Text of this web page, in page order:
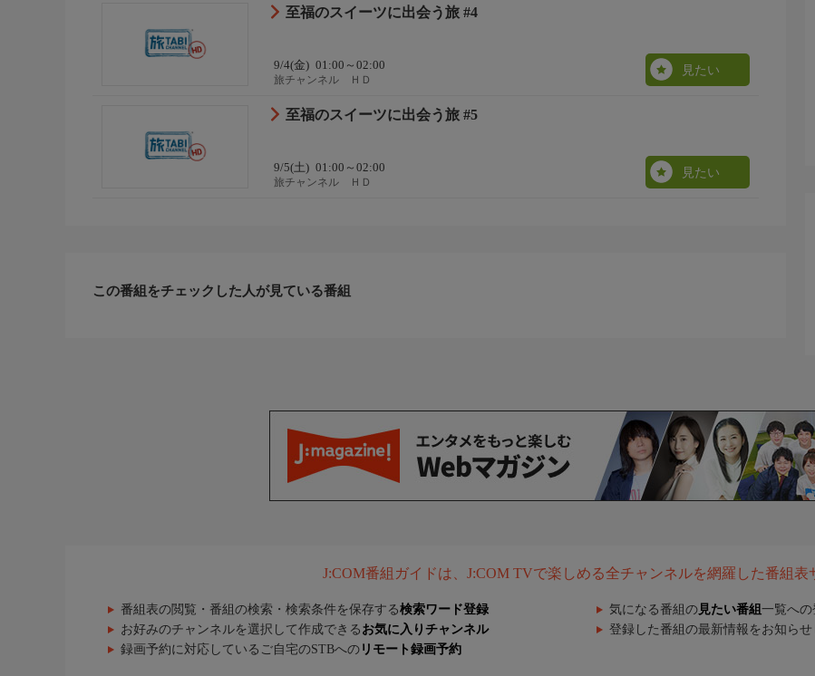
至福のスイーツに出会う旅 #4
9/4(金) 01:00～02:00
旅チャンネル ＨＤ
見たい
至福のスイーツに出会う旅 #5
9/5(土) 01:00～02:00
旅チャンネル ＨＤ
見たい
この番組をチェックした人が見ている番組
J:COM番組ガイドは、J:COM TVで楽しめる全チャンネルを網羅した番組表
番組表の閲覧・番組の検索・検索条件を保存する検索ワード登録 気になる番組の 見たい番組 一覧への
お好みのチャンネルを選択して作成できる お気に入りチャンネル 登録した番組の最新情報をお知らせ
録画予約に対応しているご自宅のSTBへの リモート録画予約